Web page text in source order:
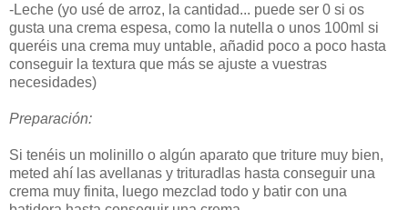
-Leche (yo usé de arroz, la cantidad... puede ser 0 si os
gusta una crema espesa, como la nutella o unos 100ml si
queréis una crema muy untable, añadid poco a poco hasta
conseguir la textura que más se ajuste a vuestras
necesidades)
Preparación:
Si tenéis un molinillo o algún aparato que triture muy bien,
meted ahí las avellanas y trituradlas hasta conseguir una
crema muy finita, luego mezclad todo y batir con una